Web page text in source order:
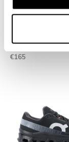
Gardenia Gum
€165